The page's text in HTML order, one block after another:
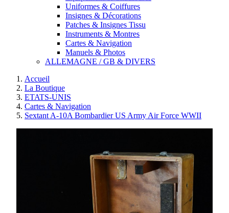
Uniformes & Coiffures
Insignes & Décorations
Patches & Insignes Tissu
Instruments & Montres
Cartes & Navigation
Manuels & Photos
ALLEMAGNE / GB & DIVERS
Accueil
La Boutique
ETATS-UNIS
Cartes & Navigation
Sextant A-10A Bombardier US Army Air Force WWII